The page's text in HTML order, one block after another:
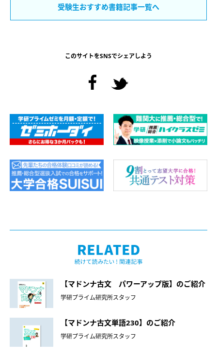
受験生おすすめ書籍記事一覧へ
このサイトをSNSでシェアしよう
【マドンナ古文 パワーアップ版】のご紹介
学研プライム研究所スタッフ
【マドンナ古文単語230】のご紹介
学研プライム研究所スタッフ